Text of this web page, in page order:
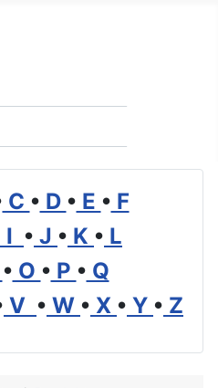
C • D • E • F
I • J • K • L
• O • P • Q
V • W • X • Y • Z